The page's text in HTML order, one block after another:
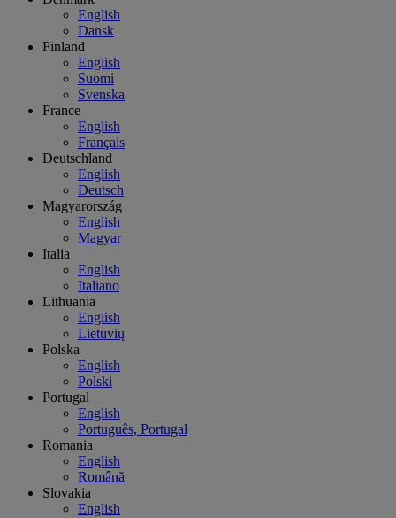
English
Dansk
Finland
English
Suomi
Svenska
France
English
Français
Deutschland
English
Deutsch
Magyarország
English
Magyar
Italia
English
Italiano
Lithuania
English
Lietuvių
Polska
English
Polski
Portugal
English
Português, Portugal
Romania
English
Română
Slovakia
English